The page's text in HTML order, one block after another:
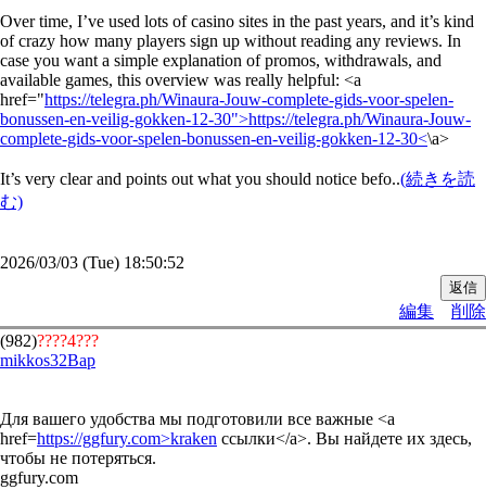
Over time, I’ve used lots of casino sites in the past years, and it’s kind
of crazy how many players sign up without reading any reviews. In
case you want a simple explanation of promos, withdrawals, and
available games, this overview was really helpful: <a
href="https://telegra.ph/Winaura-Jouw-complete-gids-voor-spelen-
bonussen-en-veilig-gokken-12-30">https://telegra.ph/Winaura-Jouw-
complete-gids-voor-spelen-bonussen-en-veilig-gokken-12-30<\a>
It’s very clear and points out what you should notice befo..(続きを読
む)
2026/03/03 (Tue) 18:50:52
編集
削除
(982)????4???
mikkos32Bap
Для вашего удобства мы подготовили все важные <a
href=https://ggfury.com>kraken ссылки</a>. Вы найдете их здесь,
чтобы не потеряться.
ggfury.com